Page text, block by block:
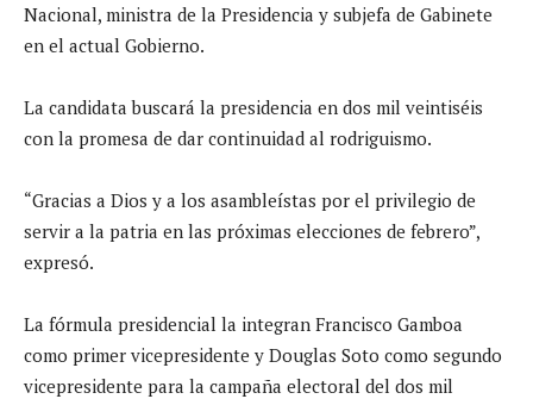
Nacional, ministra de la Presidencia y subjefa de Gabinete
en el actual Gobierno.
La candidata buscará la presidencia en dos mil veintiséis
con la promesa de dar continuidad al rodriguismo.
“Gracias a Dios y a los asambleístas por el privilegio de
servir a la patria en las próximas elecciones de febrero”,
expresó.
La fórmula presidencial la integran Francisco Gamboa
como primer vicepresidente y Douglas Soto como segundo
vicepresidente para la campaña electoral del dos mil